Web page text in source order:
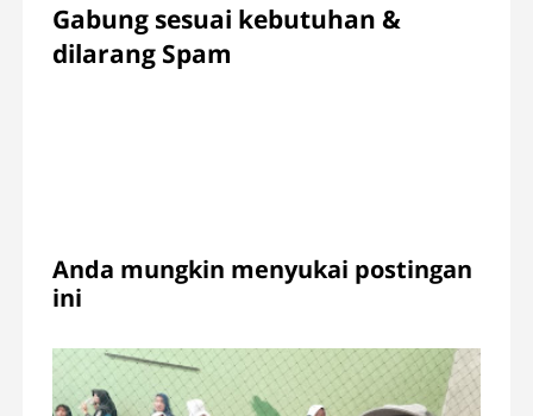
Gabung sesuai kebutuhan &
dilarang Spam
Anda mungkin menyukai postingan
ini